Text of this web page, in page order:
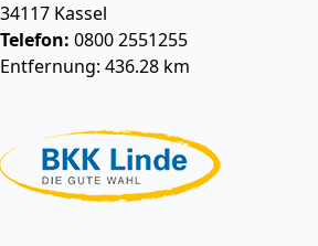
34117 Kassel
Telefon: 0800 2551255
Entfernung: 436.28 km